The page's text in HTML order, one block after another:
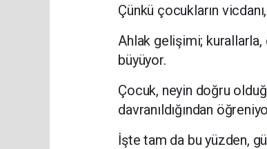
Çünkü çocukların
Ahlak gelişimi; kurallarla,
büyüyor.
Çocuk, neyin doğru
davranıldığından
İşte tam da bu yüzden,